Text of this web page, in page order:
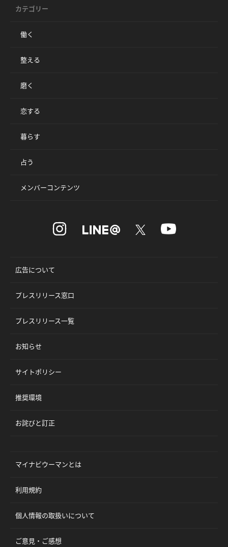
カテゴリー
働く
整える
磨く
恋する
暮らす
占う
メンバーコンテンツ
広告について
プレスリリース窓口
プレスリリース一覧
お知らせ
サイトポリシー
推奨環境
お詫びと訂正
マイナビウーマンとは
利用規約
個人情報の取扱いについて
ご意見・ご感想